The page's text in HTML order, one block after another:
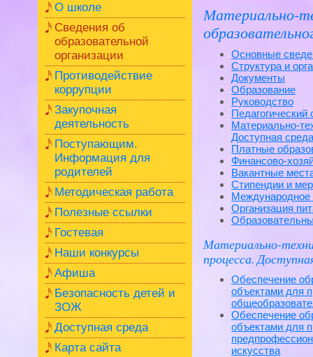
О школе
Сведения об
образовательной
организации
Противодействие
коррупции
Закупочная
деятельность
Поступающим.
Информация для
родителей
Методическая работа
Полезные ссылки
Гостевая
Наши конкурсы
Афиша
Безопасность детей и
ЗОЖ
Доступная среда
Карта сайта
Материально-
Основные
Структура и
Документы
Образование
Руководство
Педагогический
Материально-
Доступная среда
Платные
Финансово-
Вакантные
Стипендии и
Международное
Организация
Материально-
процесса.
Обеспечение
объектами для
Обеспечение
объектами для
искусства